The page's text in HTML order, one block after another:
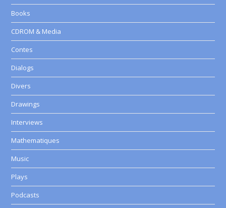
Books
CDROM & Media
Contes
Dialogs
Divers
Drawings
Interviews
Mathematiques
Music
Plays
Podcasts